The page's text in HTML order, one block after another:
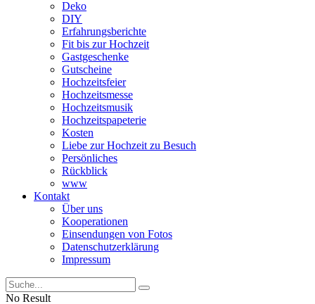
Deko
DIY
Erfahrungsberichte
Fit bis zur Hochzeit
Gastgeschenke
Gutscheine
Hochzeitsfeier
Hochzeitsmesse
Hochzeitsmusik
Hochzeitspapeterie
Kosten
Liebe zur Hochzeit zu Besuch
Persönliches
Rückblick
www
Kontakt
Über uns
Kooperationen
Einsendungen von Fotos
Datenschutzerklärung
Impressum
No Result